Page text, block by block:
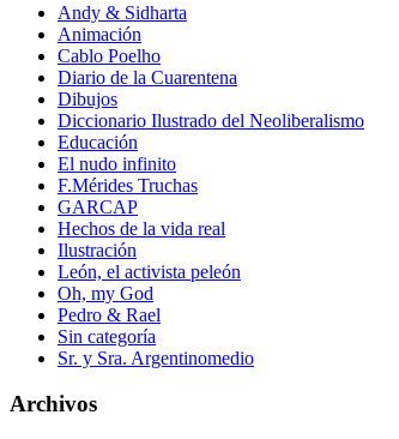
Andy & Sidharta
Animación
Cablo Poelho
Diario de la Cuarentena
Dibujos
Diccionario Ilustrado del Neoliberalismo
Educación
El nudo infinito
F.Mérides Truchas
GARCAP
Hechos de la vida real
Ilustración
León, el activista peleón
Oh, my God
Pedro & Rael
Sin categoría
Sr. y Sra. Argentinomedio
Archivos